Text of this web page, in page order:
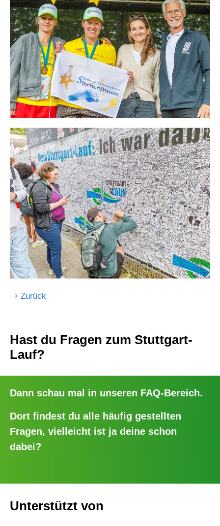
Zurück
Hast du Fragen zum Stuttgart-
Lauf?
Dann schau mal in unseren FAQ-Bereich.
Dort findest du alle häufig gestellten
Fragen, vielleicht ist ja deine schon
dabei?
Unterstützt von